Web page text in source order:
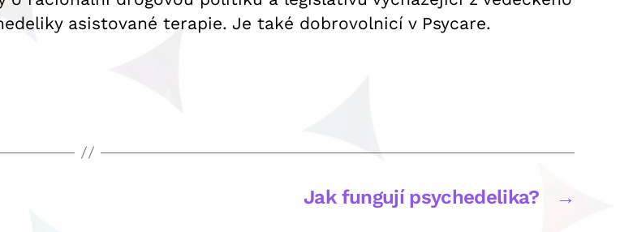
asistované terapie. Je také dobrovolnicí v Psycare.
→
Jak fungují psychedelika?